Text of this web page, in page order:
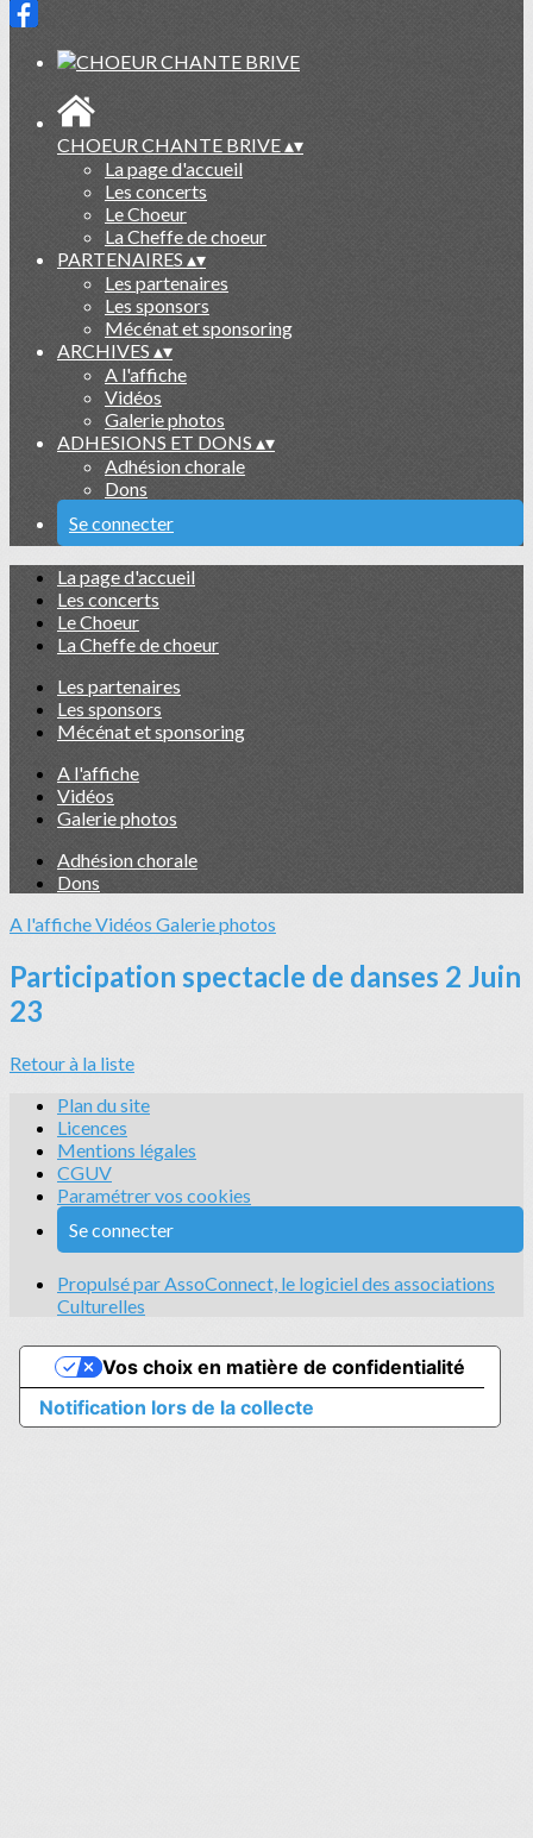
CHOEUR CHANTE BRIVE▴▾
La page d'accueil
Les concerts
Le Choeur
La Cheffe de choeur
PARTENAIRES▴▾
Les partenaires
Les sponsors
Mécénat et sponsoring
ARCHIVES ▴▾
A l'affiche
Vidéos
Galerie photos
ADHESIONS ET DONS ▴▾
Adhésion chorale
Dons
Se connecter
La page d'accueil
Les concerts
Le Choeur
La Cheffe de choeur
Les partenaires
Les sponsors
Mécénat et sponsoring
A l'affiche
Vidéos
Galerie photos
Adhésion chorale
Dons
A l'afficheVidéos Galerie photos
Participation spectacle de danses 2 Juin
23
Retour à la liste
Plan du site
Licences
Mentions légales
CGUV
Paramétrer vos cookies
Se connecter
Propulsé par AssoConnect, le logiciel des associations
Culturelles
Notification lors de la collecte
Vos choix en matière de confidentialité